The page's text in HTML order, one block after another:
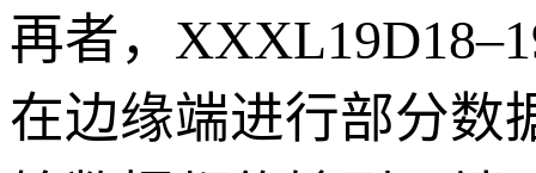
再者，
在边缘端进行部分数